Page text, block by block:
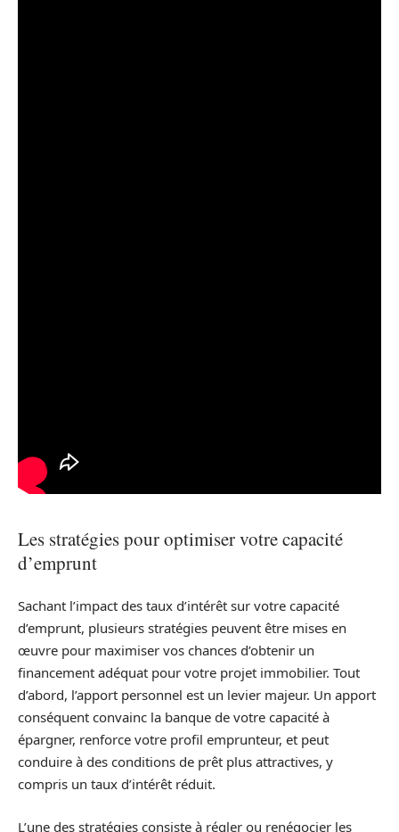
Les stratégies pour optimiser votre capacité
d’emprunt
Sachant l’impact des taux d’intérêt sur votre capacité
d’emprunt, plusieurs stratégies peuvent être mises en
œuvre pour maximiser vos chances d’obtenir un
financement adéquat pour votre projet immobilier. Tout
d’abord, l’apport personnel est un levier majeur. Un apport
conséquent convainc la banque de votre capacité à
épargner, renforce votre profil emprunteur, et peut
conduire à des conditions de prêt plus attractives, y
compris un taux d’intérêt réduit.
L’une des stratégies consiste à régler ou renégocier les